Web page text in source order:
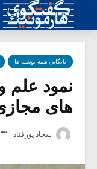
بایگانی همه نوشته ها
نمود علم
های
سجاد پورقناد